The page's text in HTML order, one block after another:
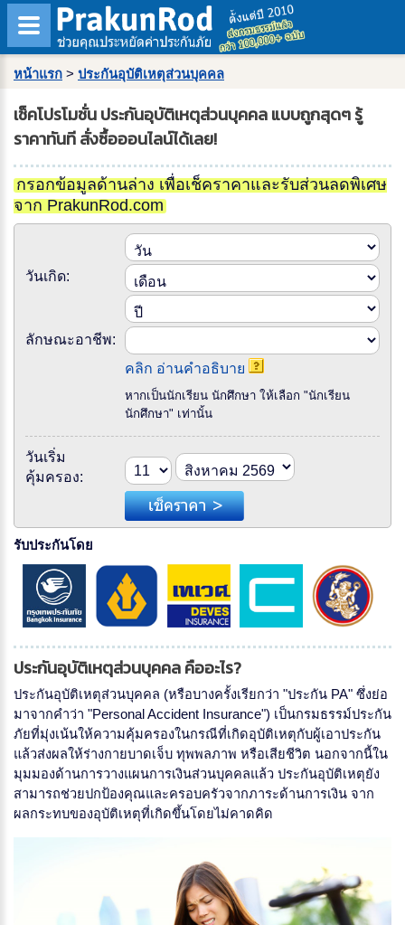
หน้าแรก > ประกันอุบัติเหตุส่วนบุคคล
เช็คโปรโมชั่น ประกันอุบัติเหตุส่วนบุคคล แบบถูกสุดๆ รู้
ราคาทันที สั่งซื้อออนไลน์ได้เลย!
กรอกข้อมูลด้านล่าง เพื่อเช็คราคาและรับส่วนลดพิเศษ
จาก PrakunRod.com
วันเกิด:
ลักษณะอาชีพ:
คลิก อ่านคำอธิบาย
หากเป็นนักเรียน นักศึกษา ให้เลือก "นักเรียน
นักศึกษา" เท่านั้น
วันเริ่ม
คุ้มครอง:
รับประกันโดย
ประกันอุบัติเหตุส่วนบุคคล คืออะไร?
ประกันอุบัติเหตุส่วนบุคคล (หรือบางครั้งเรียกว่า "ประกัน PA" ซึ่งย่อ
มาจากคำว่า "Personal Accident Insurance") เป็นกรมธรรม์ประกัน
ภัยที่มุ่งเน้นให้ความคุ้มครองในกรณีที่เกิดอุบัติเหตุกับผู้เอาประกัน
แล้วส่งผลให้ร่างกายบาดเจ็บ ทุพพลภาพ หรือเสียชีวิต นอกจากนี้ใน
มุมมองด้านการวางแผนการเงินส่วนบุคคลแล้ว ประกันอุบัติเหตุยัง
สามารถช่วยปกป้องคุณและครอบครัวจากภาระด้านการเงิน จาก
ผลกระทบของอุบัติเหตุที่เกิดขึ้นโดยไม่คาดคิด